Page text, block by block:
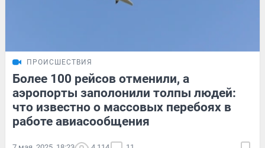
ПРОИСШЕСТВИЯ
Более 100 рейсов отменили, а
аэропорты заполонили толпы людей:
что известно о массовых перебоях в
работе авиасообщения